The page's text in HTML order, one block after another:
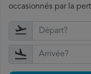
occasionnés par la